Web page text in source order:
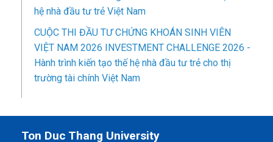
hệ nhà đầu tư trẻ Việt Nam
CUỘC THI ĐẦU TƯ CHỨNG KHOÁN SINH VIÊN
VIỆT NAM 2026 INVESTMENT CHALLENGE 2026 -
Hành trình kiến tạo thế hệ nhà đầu tư trẻ cho thị
trường tài chính Việt Nam
Ton Duc Thang University